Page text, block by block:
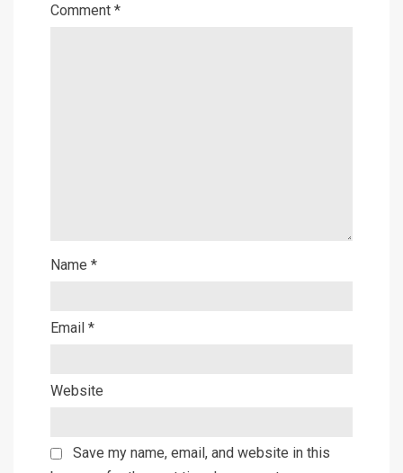
Comment *
Name *
Email *
Website
Save my name, email, and website in this